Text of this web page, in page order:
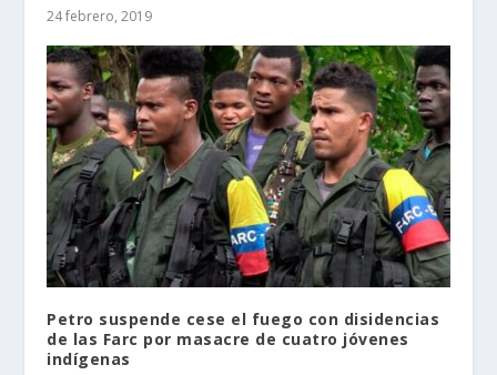
24 febrero, 2019
Petro suspende cese el fuego con disidencias
de las Farc por masacre de cuatro jóvenes
indígenas